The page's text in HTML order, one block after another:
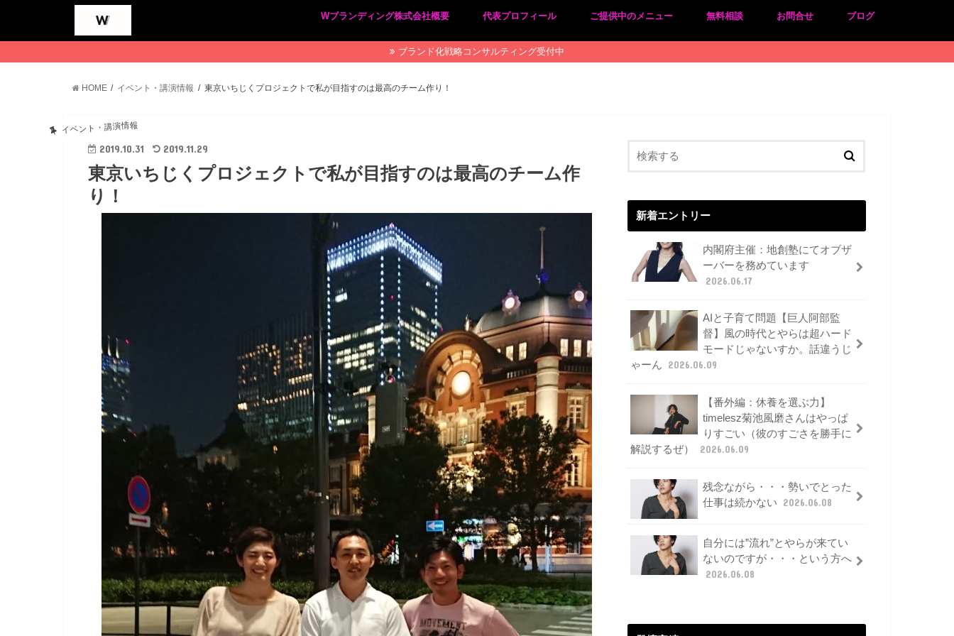
Wブランディング株式会社概要
プライバシーポリシー
特定商取引法に基づく表記
代表プロフィール ご提供中のメニュー 無料相談 お問合せ ブログ
ブランド化戦略コンサルティング受付中
HOME イベント・講演情報 東京いちじくプロジェクトで私が目指すのは最高のチーム作り！
イベント・講演情報
2019.10.31 2019.11.29
東京いちじくプロジェクトで私が目指すのは最高のチーム作
り！
新着エントリー
内閣府主催：地創塾にてオブザ
ーバーを務めています
2026.06.17
AIと子育て問題【巨人阿部監
督】風の時代とやらは超ハード
モードじゃないすか。話違うじ
ゃーん
2026.06.09
【番外編：休養を選ぶ力】
timelesz菊池風磨さんはやっぱ
りすごい（彼のすごさを勝手に
解説するぜ）
2026.06.09
残念ながら・・・勢いでとった
仕事は続かない
2026.06.08
自分には”流れ”とやらが来てい
ないのですが・・・という方へ
2026.06.08